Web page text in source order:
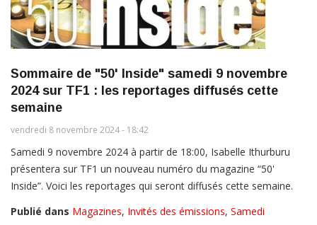
Sommaire de "50' Inside" samedi 9 novembre
2024 sur TF1 : les reportages diffusés cette
semaine
vendredi 8 novembre 2024 - 18:42
Samedi 9 novembre 2024 à partir de 18:00, Isabelle Ithurburu
présentera sur TF1 un nouveau numéro du magazine “50'
Inside”. Voici les reportages qui seront diffusés cette semaine.
Publié dans Magazines, Invités des émissions, Samedi